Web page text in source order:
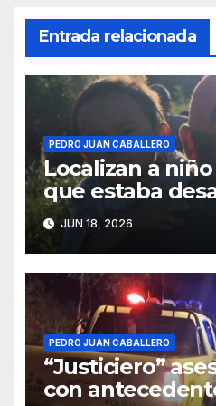
Entrada relacionada
PEDRO JUAN CABALLERO
Localizan a
que estaba
Pedro Juan
JUN 18, 2026
PEDRO JUAN CABALLERO
“Justiciero”
con